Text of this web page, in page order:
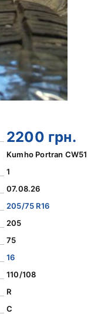
2200 грн.
Kumho Portran CW51
1
07.08.26
205/75 R16
205
75
16
110/108
R
C